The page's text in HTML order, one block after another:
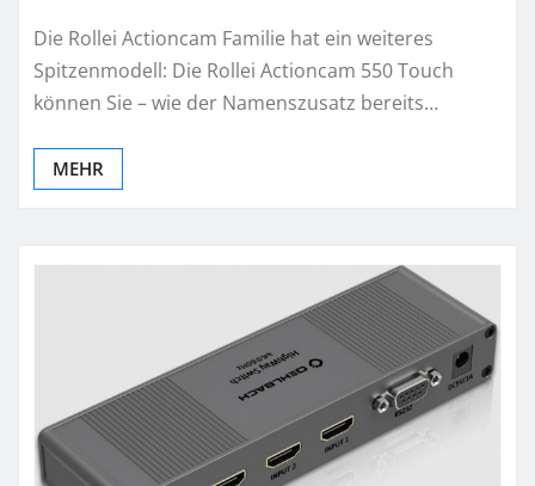
Die Rollei Actioncam Familie hat ein weiteres
Spitzenmodell: Die Rollei Actioncam 550 Touch
können Sie – wie der Namenszusatz bereits…
MEHR